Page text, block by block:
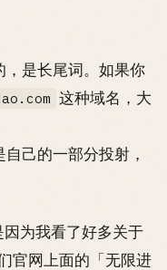
，是长尾词。如果你
这种域名，大
己的一部分投射，
因为我看了好多关于
官网上面的「无限进